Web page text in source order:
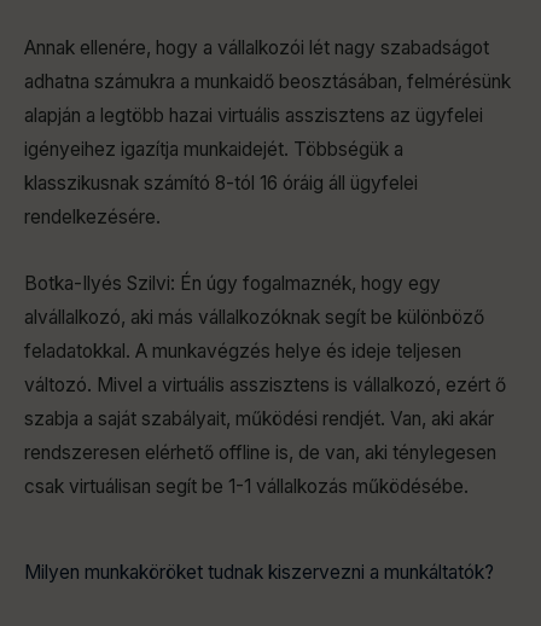
Annak ellenére, hogy a vállalkozói lét nagy szabadságot
adhatna számukra a munkaidő beosztásában, felmérésünk
alapján a legtöbb hazai virtuális asszisztens az ügyfelei
igényeihez igazítja munkaidejét. Többségük a
klasszikusnak számító 8-tól 16 óráig áll ügyfelei
rendelkezésére.
Botka-Ilyés Szilvi: Én úgy fogalmaznék, hogy egy
alvállalkozó, aki más vállalkozóknak segít be különböző
feladatokkal. A munkavégzés helye és ideje teljesen
változó. Mivel a virtuális asszisztens is vállalkozó, ezért ő
szabja a saját szabályait, működési rendjét. Van, aki akár
rendszeresen elérhető offline is, de van, aki ténylegesen
csak virtuálisan segít be 1-1 vállalkozás működésébe.
Milyen munkaköröket tudnak kiszervezni a munkáltatók?